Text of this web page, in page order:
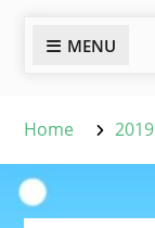
MENU
Home 2019